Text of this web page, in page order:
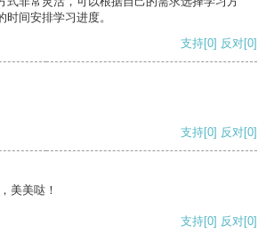
间安排学习进度。
支持[0] 反对[0]
支持[0] 反对[0]
美美哒！
支持[0] 反对[0]